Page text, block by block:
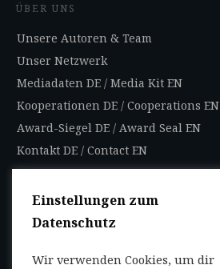
ÜBER UNS
Unsere Autoren & Team
Unser Netzwerk
Mediadaten DE / Media Kit EN
Kooperationen DE / Cooperations EN
Award-Siegel DE / Award Seal EN
Kontakt DE / Contact EN
Impressum
Datenschutzbestimmungen
Nutzungsbedingungen
Einstellungen zum
Datenschutz
Wir verwenden Cookies, um dir